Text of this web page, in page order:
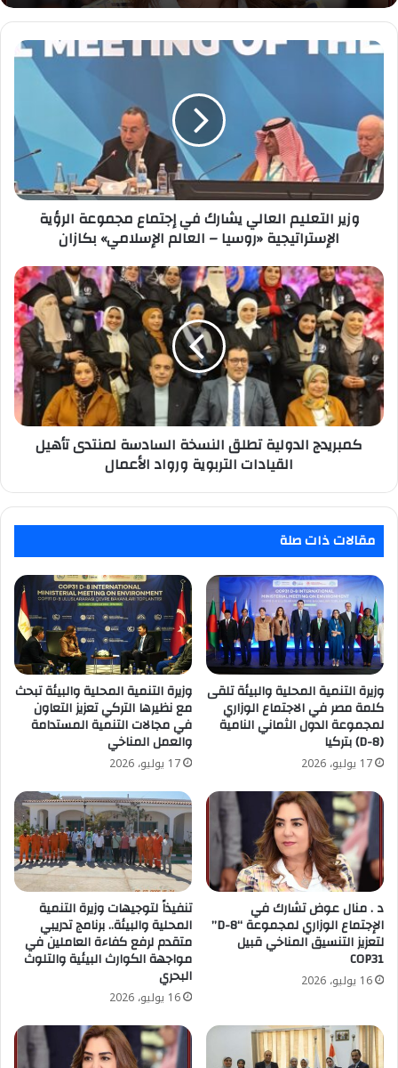
وزير
العالي
يشارك
في
إجتماع
مجموعة
الرؤية
الإستراتيجية
«روسيا
الإسلامي»
بكازان
وزير التعليم العالي يشارك في إجتماع مجموعة الرؤية
الإستراتيجية «روسيا – العالم الإسلامي» بكازان
كمبريدج
الدولية
تطلق
النسخة
السادسة
لمنتدى
تأهيل
القيادات
التربوية
وروادكمبريدج الدولية تطلق النسخة السادسة لمنتدى تأهيل
القيادات التربوية ورواد الأعمال
مقالات ذات صلة
وزيرة التنمية المحلية والبيئة تلقى
كلمة مصر في الاجتماع الوزاري
لمجموعة الدول الثماني النامية
(D-8) بتركيا
17 يوليو، 2026
وزيرة التنمية المحلية والبيئة تبحث
مع نظيرها التركي تعزيز التعاون
في مجالات التنمية المستدامة
والعمل المناخي
17 يوليو، 2026
د . منال عوض تشارك في
الإجتماع الوزاري لمجموعة “D-8”
لتعزيز التنسيق المناخي قبيل
COP31
16 يوليو، 2026
تنفيذاً لتوجيهات وزيرة التنمية
المحلية والبيئة.. برنامج تدريبي
متقدم لرفع كفاءة العاملين في
مواجهة الكوارث البيئية والتلوث
البحري
16 يوليو، 2026